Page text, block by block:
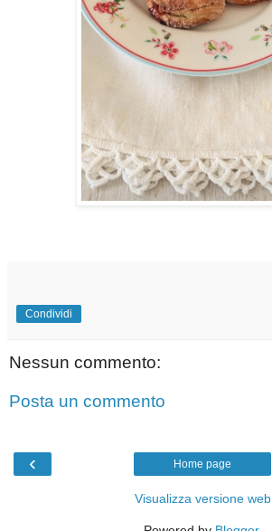
Condividi
Nessun commento:
Posta un commento
‹ Home page
Visualizza versione web